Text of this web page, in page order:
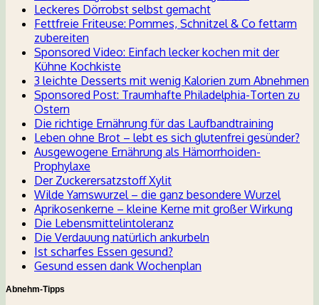
Leckeres Dörrobst selbst gemacht
Fettfreie Friteuse: Pommes, Schnitzel & Co fettarm
zubereiten
Sponsored Video: Einfach lecker kochen mit der
Kühne Kochkiste
3 leichte Desserts mit wenig Kalorien zum Abnehmen
Sponsored Post: Traumhafte Philadelphia-Torten zu
Ostern
Die richtige Ernährung für das Laufbandtraining
Leben ohne Brot – lebt es sich glutenfrei gesünder?
Ausgewogene Ernährung als Hämorrhoiden-
Prophylaxe
Der Zuckerersatzstoff Xylit
Wilde Yamswurzel – die ganz besondere Wurzel
Aprikosenkerne – kleine Kerne mit großer Wirkung
Die Lebensmittelintoleranz
Die Verdauung natürlich ankurbeln
Ist scharfes Essen gesund?
Gesund essen dank Wochenplan
Abnehm-Tipps